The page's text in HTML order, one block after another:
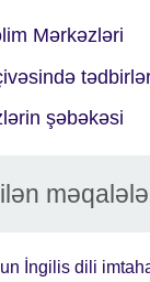
Mərkəzləri
şəbəkəsi
İngilis dili